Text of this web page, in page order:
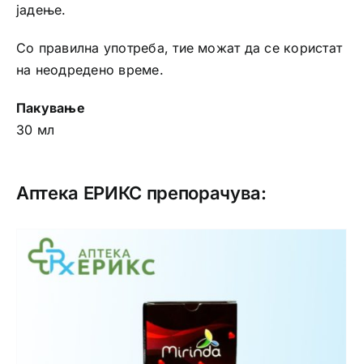
јадење.
Со правилна употреба, тие можат да се користат
на неодредено време.
Пакување
30 мл
Аптека ЕРИКС препорачува: